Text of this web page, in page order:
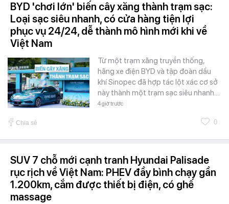
BYD 'chơi lớn' biến cây xăng thành trạm sạc:
Loại sạc siêu nhanh, có cửa hàng tiện lợi
phục vụ 24/24, dễ thành mô hình mới khi về
Việt Nam
Từ một trạm xăng truyền thống,
hãng xe điện BYD và tập đoàn dầu
khí Sinopec đã hợp tác lột xác cơ sở
này thành một trạm sạc siêu nhanh…
4 giờ trước
Chia sẻ 0
SUV 7 chỗ mới cạnh tranh Hyundai Palisade
rục rịch về Việt Nam: PHEV đầy bình chạy gần
1.200km, cắm được thiết bị điện, có ghế
massage